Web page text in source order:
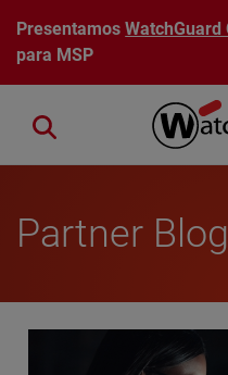
Pasar al contenido principal
PresentamosWatchGuard
para MSP
Close search
Partner Blog